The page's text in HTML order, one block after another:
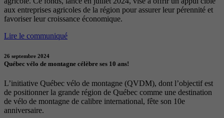
aux entreprises agricoles de la région pour assurer leur pérennité et
favoriser leur croissance économique.
Lire le communiqué
26 septembre 2024
Québec vélo de montagne célèbre ses 10 ans!
L’initiative Québec vélo de montagne (QVDM), dont l’objectif est
de positionner la grande région de Québec comme une destination
de vélo de montagne de calibre international, fête son 10e
anniversaire.